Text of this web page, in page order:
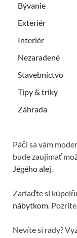
Bývanie
Exteriér
Interiér
Nezaradené
Stavebníctvo
Tipy & triky
Záhrada
Páči sa vám
bude zaujímať
Jégého alej.
Zariaďte si
nábytkom.
Nevíte si rady?